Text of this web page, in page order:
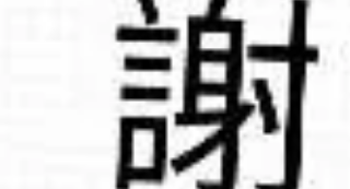
療癒人和動物的直傳靈氣 naturalhealing
acelements homeremedy❤️ 12月13日•宜
習😂，所以完成了塔羅牌高級課程。 大家都
說為甚麼高級課程這樣燒腦，無法啦！畢竟
筆記量多，內容也充實😊 目前因為尚有數名
同學在等待開課